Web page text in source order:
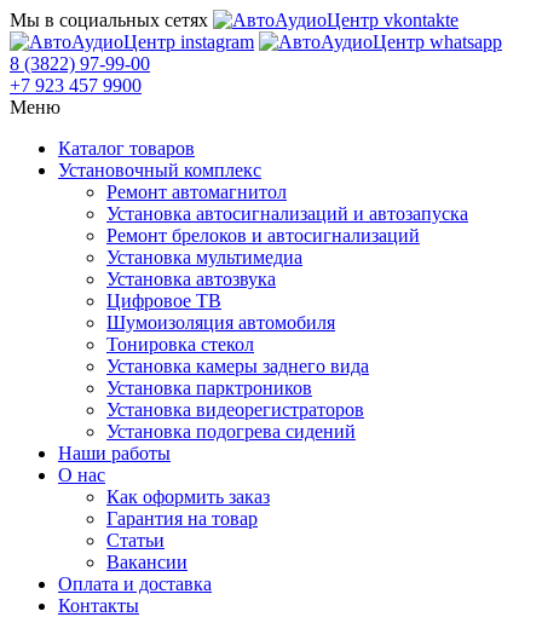
Мы в социальных сетях
8 (3822) 97-99-00
+7 923 457 9900
Меню
Каталог товаров
Установочный комплекс
Ремонт автомагнитол
Установка автосигнализаций и автозапуска
Ремонт брелоков и автосигнализаций
Установка мультимедиа
Установка автозвука
Цифровое ТВ
Шумоизоляция автомобиля
Тонировка стекол
Установка камеры заднего вида
Установка парктроников
Установка видеорегистраторов
Установка подогрева сидений
Наши работы
О нас
Как оформить заказ
Гарантия на товар
Статьи
Вакансии
Оплата и доставка
Контакты